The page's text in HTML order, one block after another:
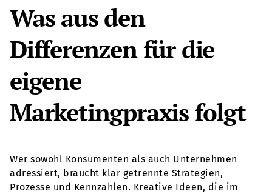
Was aus den
Differenzen für die
eigene
Marketingpraxis folgt
Wer sowohl Konsumenten als auch Unternehmen
adressiert, braucht klar getrennte Strategien,
Prozesse und Kennzahlen. Kreative Ideen, die im